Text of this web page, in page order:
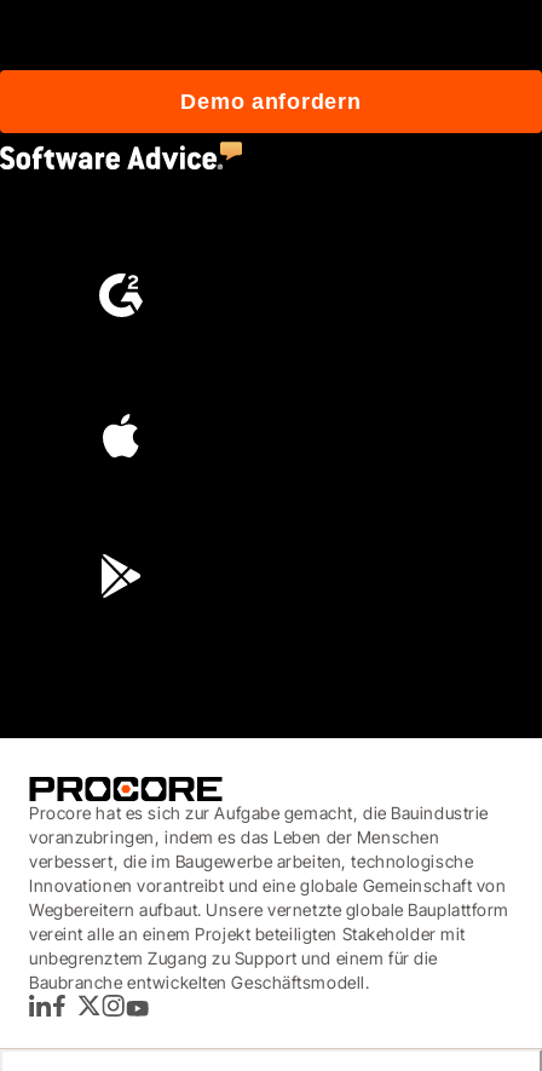
Demo anfordern
Procore hat es sich zur Aufgabe gemacht, die Bauindustrie
voranzubringen, indem es das Leben der Menschen
verbessert, die im Baugewerbe arbeiten, technologische
Innovationen vorantreibt und eine globale Gemeinschaft von
Wegbereitern aufbaut. Unsere vernetzte globale Bauplattform
vereint alle an einem Projekt beteiligten Stakeholder mit
unbegrenztem Zugang zu Support und einem für die
Baubranche entwickelten Geschäftsmodell.
LinkedInFacebook
TwitterInstagram
YouTube